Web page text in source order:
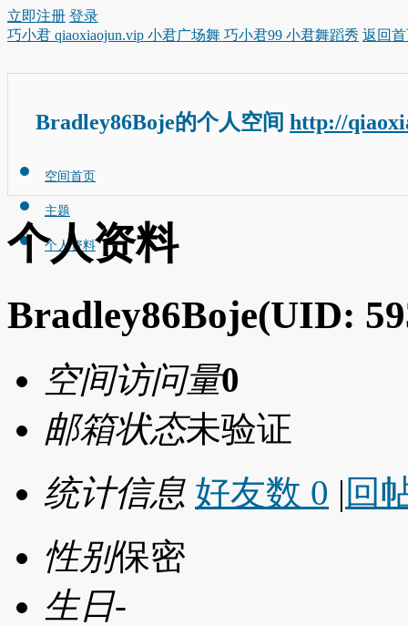
立即注册 登录
巧小君 qiaoxiaojun.vip 小君广场舞 巧小君99 小君舞蹈秀 返回
Bradley86Boje的个人空间 http://
空间首页
主题
个人资料
个人资料
Bradley86Boje(UID:
空间访问量0
邮箱状态未验证
统计信息 好友数 0 | 回
性别保密
生日-